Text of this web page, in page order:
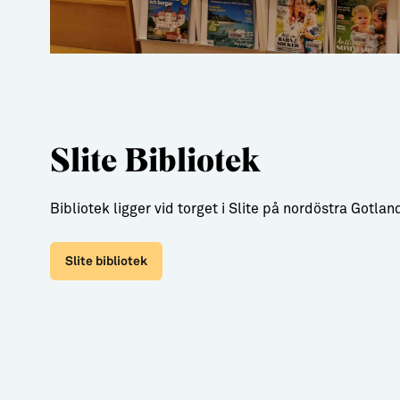
Slite Bibliotek
Bibliotek ligger vid torget i Slite på nordöstra
Slite bibliotek